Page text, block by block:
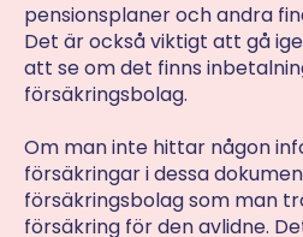
pensionsplaner och andra
Det är också viktigt att gå
att se om det finns
försäkringsbolag.
Om man inte hittar någon
försäkringar i dessa
försäkringsbolag som man
försäkring för den avlidne.